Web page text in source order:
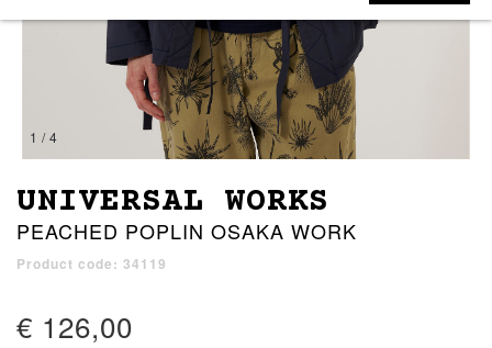
1 / 4
UNIVERSAL WORKS
PEACHED POPLIN OSAKA WORK
Product code: 34119
€ 126,00